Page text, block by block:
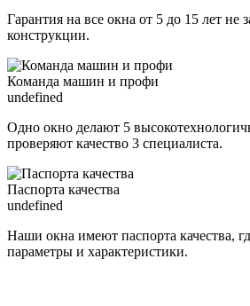
Гарантия на все окна от 5 до 15 лет не
конструкции.
Команда машин и профи
undefined
Одно окно делают 5
проверяют качество 3 специалиста.
Паспорта качества
undefined
Наши окна имеют паспорта качества,
параметры и характеристики.